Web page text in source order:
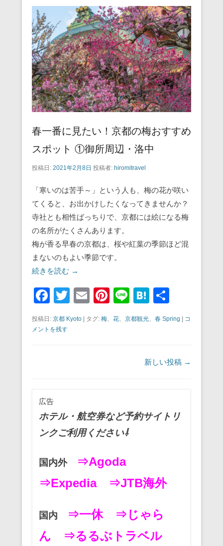
b
o
o
k
st
a
春一番に見たい！京都の梅おすすめ
スポット ①御所周辺・洛中
投稿日: 2021年2月8日 投稿者: hiromitravel
「寒いのは苦手～」という人も、梅の花が咲い
てくると、お出かけしたくなってきませんか？
寺社とも相性ばっちりで、京都には絵になる梅
の名所がたくさんあります。
梅が香る早春の京都は、桜や紅葉の季節ほど混
まないのもよい季節です。
続きを読む →
F
a
c
k
T
tt
E
m
ail
Pi
nt
er
Li
n
e
H
at
e
a
投稿日: 京都 Kyoto | タグ: 梅、 花、 京都観光、 春 Spring | コ
メントを残す
新しい投稿 →
広告
ホテル・航空券など予約サイトリ
ンクご利用ください⇩
国内外
⇒Agoda
⇒Expedia
⇒JTB海外
国内 ⇒一休
⇒じゃら
ん
⇒るるぶトラベル